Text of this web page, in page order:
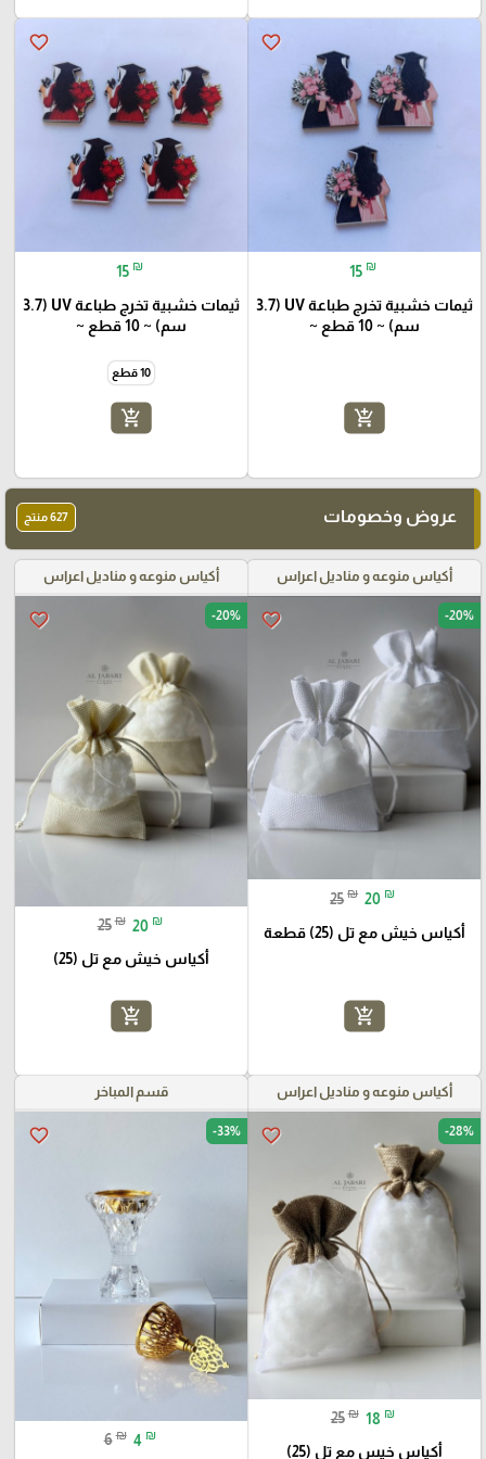
favorite_border
15 ₪
ثيمات خشبية تخرج طباعة UV (3.7
سم) ~ 10 قطع ~
add_shopping_cart
favorite_border
15 ₪
ثيمات خشبية تخرج طباعة UV (3.7
سم) ~ 10 قطع ~
10 قطع
add_shopping_cart
عروض وخصومات 627 منتج
أكياس منوعه و مناديل اعراس
favorite_border -20%
25 ₪ 20 ₪
أكياس خيش مع تل (25) قطعة
add_shopping_cart
أكياس منوعه و مناديل اعراس
favorite_border -20%
25 ₪ 20 ₪
أكياس خيش مع تل (25)
add_shopping_cart
أكياس منوعه و مناديل اعراس
favorite_border -28%
25 ₪ 18 ₪
أكياس خيس مع تل (25)
قسم المباخر
favorite_border -33%
6 ₪ 4 ₪